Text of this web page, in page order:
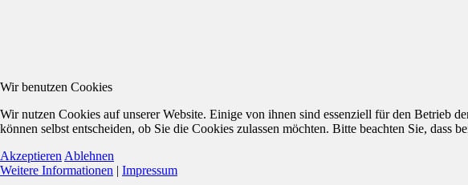
Wir benutzen Cookies
Wir nutzen Cookies auf unserer Website. Einige von ihnen sind essenziell für den Betrieb
können selbst entscheiden, ob Sie die Cookies zulassen möchten. Bitte beachten Sie,
Akzeptieren Ablehnen
Weitere Informationen | Impressum